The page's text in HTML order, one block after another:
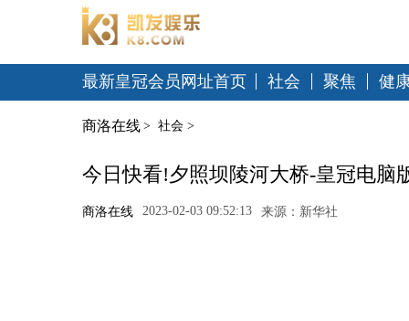
最新皇冠会员网址首页 社会 聚焦 健
商洛在线 > 社会 >
今日快看!夕照坝陵河大桥-皇冠电脑
商洛在线 2023-02-03 09:52:13 来源：新华社